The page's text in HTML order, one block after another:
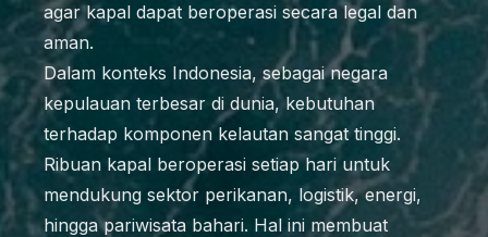
agar kapal dapat beroperasi secara legal dan
aman.
Dalam konteks Indonesia, sebagai negara
kepulauan terbesar di dunia, kebutuhan
terhadap komponen kelautan sangat tinggi.
Ribuan kapal beroperasi setiap hari untuk
mendukung sektor perikanan, logistik, energi,
hingga pariwisata bahari. Hal ini membuat